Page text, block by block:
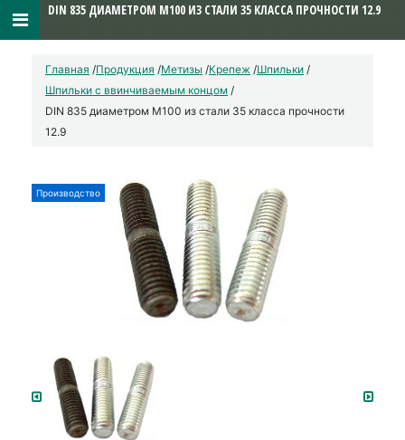
Главная /Продукция /Метизы /Крепеж /Шпильки /
Шпильки с ввинчиваемым концом /
DIN 835 диаметром М100 из стали 35 класса прочности
12.9
Производство
DIN 835 ДИАМЕТРОМ М100 ИЗ СТАЛИ 35 КЛАССА ПРОЧНОСТИ 12.9